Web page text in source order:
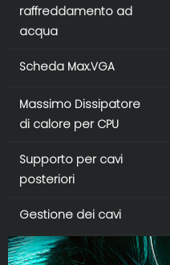
raffreddamento ad
acqua
Scheda Max.VGA
Massimo Dissipatore
di calore per CPU
Supporto per cavi
posteriori
Gestione dei cavi